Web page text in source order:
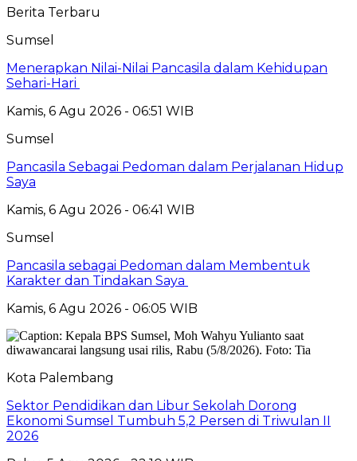
Berita Terbaru
Sumsel
Menerapkan Nilai-Nilai Pancasila dalam Kehidupan
Sehari-Hari
Kamis, 6 Agu 2026 - 06:51 WIB
Sumsel
Pancasila Sebagai Pedoman dalam Perjalanan Hidup
Saya
Kamis, 6 Agu 2026 - 06:41 WIB
Sumsel
Pancasila sebagai Pedoman dalam Membentuk
Karakter dan Tindakan Saya
Kamis, 6 Agu 2026 - 06:05 WIB
Kota Palembang
Sektor Pendidikan dan Libur Sekolah Dorong
Ekonomi Sumsel Tumbuh 5,2 Persen di Triwulan II
2026